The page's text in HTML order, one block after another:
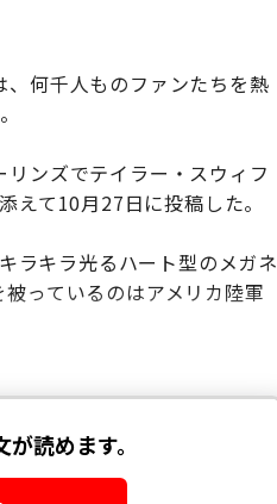
何千人ものファンたちを熱
ンズでテイラー・スウィフ
えて10月27日に投稿した。
ラキラ光るハート型のメガネ
っているのはアメリカ陸軍